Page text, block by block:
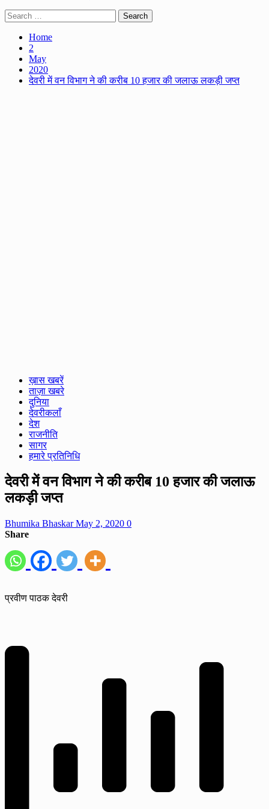
Search
for:
Home
2
May
2020
देवरी में वन विभाग ने की करीब 10 हजार की जलाऊ लकड़ी जप्त
ख़ास खबरें
ताज़ा खबरे
दुनिया
देवरीकलाँ
देश
राजनीति
सागर
हमारे प्रतिनिधि
देवरी में वन विभाग ने की करीब 10 हजार की जलाऊ
लकड़ी जप्त
Bhumika BhaskarMay 2, 2020 0
Share
प्रवीण पाठक देवरी